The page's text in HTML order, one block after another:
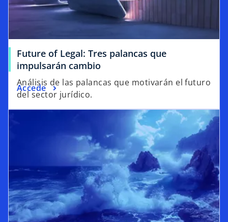
Future of Legal: Tres palancas que
impulsarán cambio
Análisis de las palancas que motivarán el futuro
del sector jurídico.
Accede